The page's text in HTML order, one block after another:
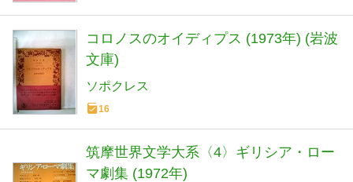
コロノスのオイディプス (1973年) (岩波
文庫)
ソポクレス
16
筑摩世界文学大系〈4〉ギリシア・ロー
マ劇集 (1972年)